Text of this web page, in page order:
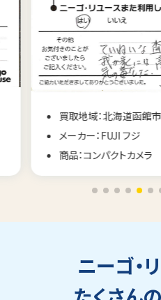
メーカー：CONTAX コン
商品：コンパクトカメラ
ニーゴ・